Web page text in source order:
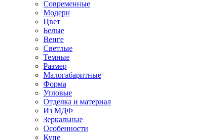
Современные
Модерн
Цвет
Белые
Венге
Светлые
Темные
Размер
Малогабаритные
Форма
Угловые
Отделка и материал
Из МДФ
Зеркальные
Особенности
Купе